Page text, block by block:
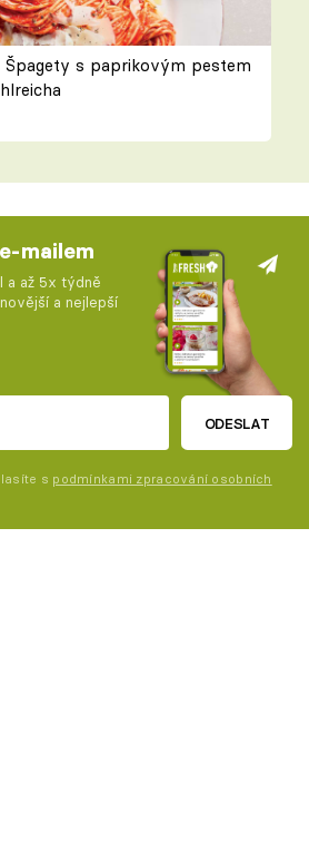
Špagety s paprikovým pestem
mailem
a až 5x týdně
a nejlepší
ODESLAT
s podmínkami zpracování osobních